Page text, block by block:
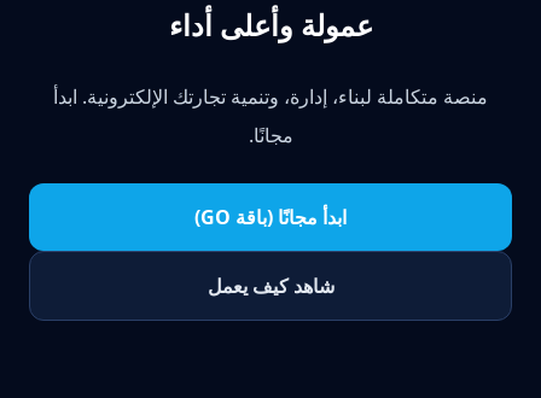
عمولة وأعلى أداء
منصة متكاملة لبناء، إدارة، وتنمية تجارتك الإلكترونية. ابدأ
مجانًا.
ابدأ مجانًا (باقة GO)
شاهد كيف يعمل